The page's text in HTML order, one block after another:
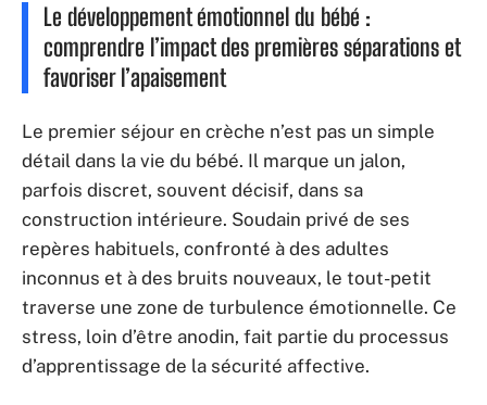
Le développement émotionnel du bébé :
comprendre l’impact des premières séparations et
favoriser l’apaisement
Le premier séjour en crèche n’est pas un simple
détail dans la vie du bébé. Il marque un jalon,
parfois discret, souvent décisif, dans sa
construction intérieure. Soudain privé de ses
repères habituels, confronté à des adultes
inconnus et à des bruits nouveaux, le tout-petit
traverse une zone de turbulence émotionnelle. Ce
stress, loin d’être anodin, fait partie du processus
d’apprentissage de la sécurité affective.